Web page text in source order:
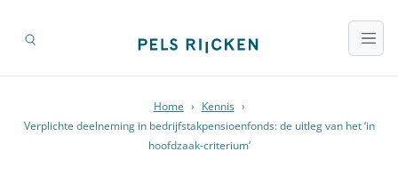
Home › Kennis ›
Verplichte deelneming in bedrijfstakpensioenfonds: de uitleg van het ‘in
hoofdzaak-criterium’